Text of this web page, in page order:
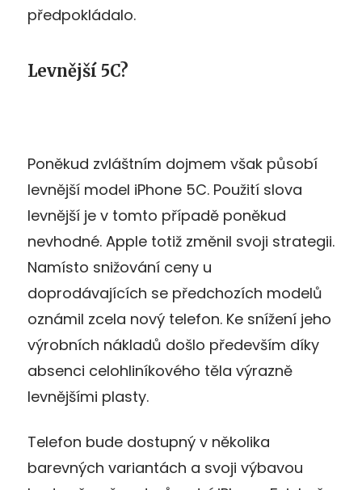
předpokládalo.
Levnější 5C?
Poněkud zvláštním dojmem však působí
levnější model iPhone 5C. Použití slova
levnější je v tomto případě poněkud
nevhodné. Apple totiž změnil svoji strategii.
Namísto snižování ceny u
doprodávajících se předchozích modelů
oznámil zcela nový telefon. Ke snížení jeho
výrobních nákladů došlo především díky
absenci celohliníkového těla výrazně
levnějšími plasty.
Telefon bude dostupný v několika
barevných variantách a svoji výbavou